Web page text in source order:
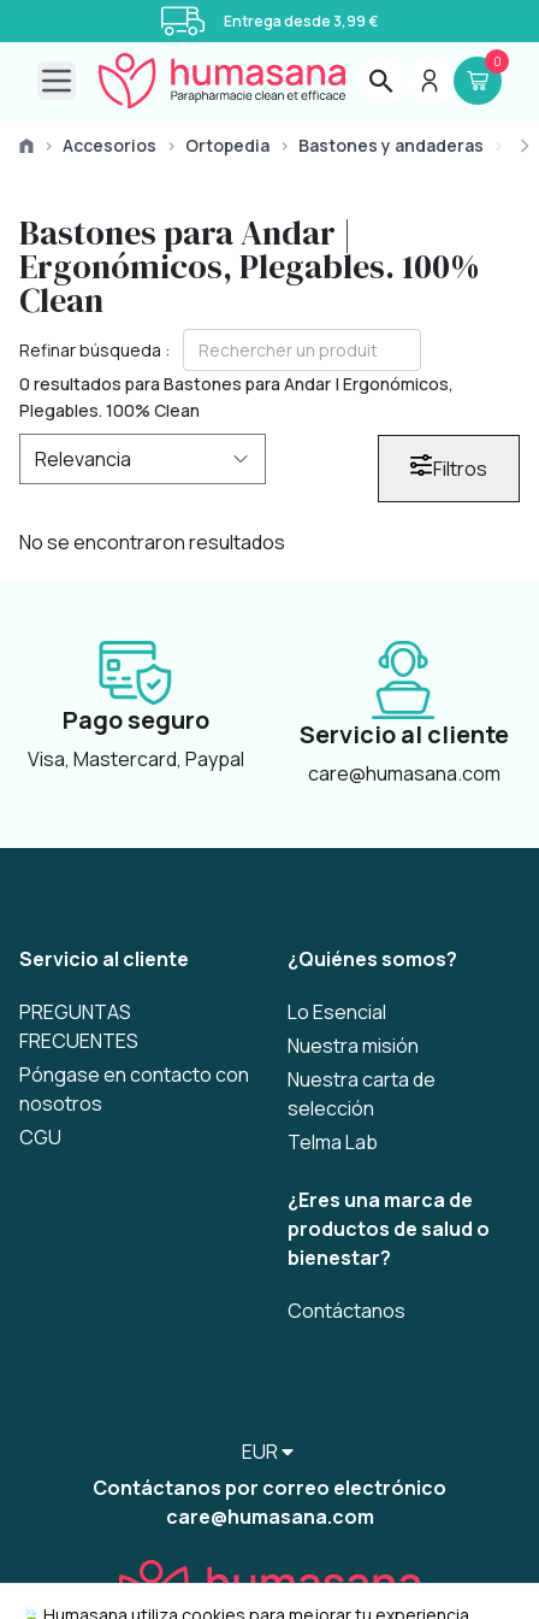
Entrega desde 3,99 €
Open main menu
0
› Accesorios › Ortopedia › Bastones y andaderas ›
Bastones para Andar |
Ergonómicos, Plegables. 100%
Clean
Refinar búsqueda :
0 resultados para Bastones para Andar | Ergonómicos,
Plegables. 100% Clean
Filtros
No se encontraron resultados
Pago seguro
Visa, Mastercard, Paypal
Servicio al cliente
care@humasana.com
Servicio al cliente
PREGUNTAS
FRECUENTES
Póngase en contacto con
nosotros
CGU
¿Quiénes somos?
Lo Esencial
Nuestra misión
Nuestra carta de
selección
Telma Lab
¿Eres una marca de
productos de salud o
bienestar?
Contáctanos
EUR
Contáctanos por correo electrónico
care@humasana.com